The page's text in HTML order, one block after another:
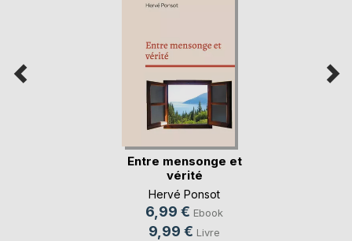
Entre mensonge et
vérité
Hervé Ponsot
6,99 € Ebook
9,99 € Livre